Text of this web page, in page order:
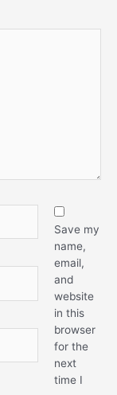
Save my
name,
email,
and
website
in this
browser
for the
next
time I